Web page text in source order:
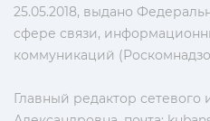
25.05.2018, выдано
сфере связи,
коммуникаций
Главный редактор